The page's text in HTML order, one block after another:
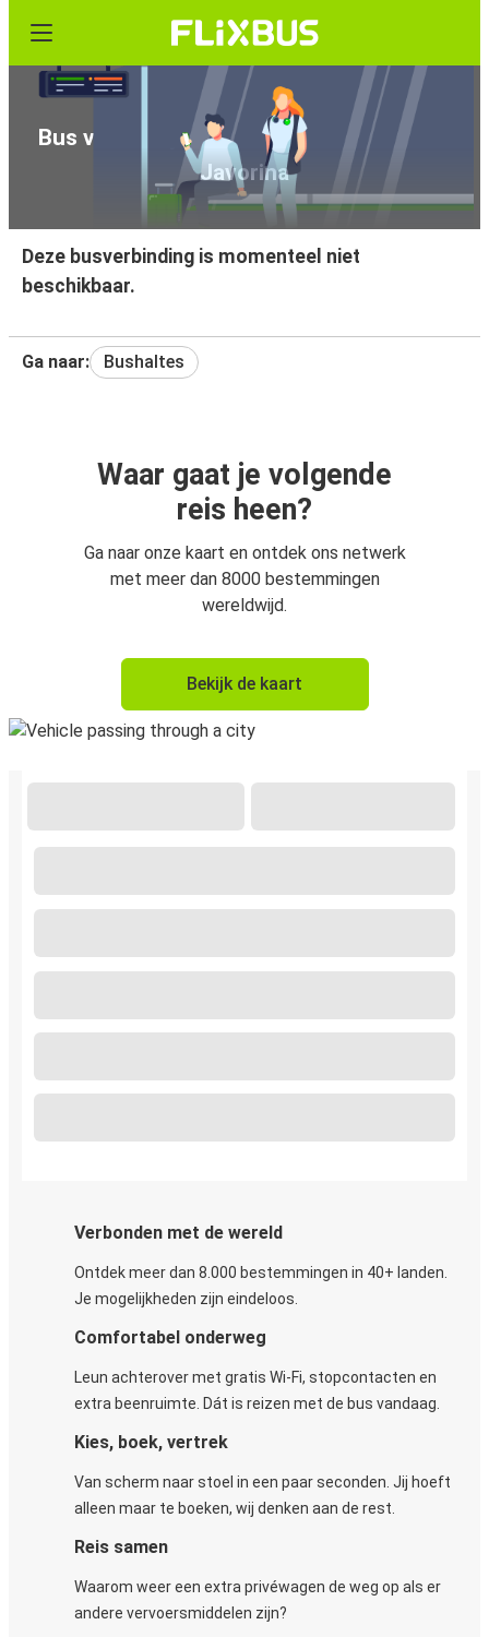
Bus van Starý Smokovec naar Tatranská
Javorina
Deze busverbinding is momenteel niet
beschikbaar.
Ga naar: Bushaltes
Waar gaat je volgende
reis heen?
Ga naar onze kaart en ontdek ons netwerk
met meer dan 8000 bestemmingen
wereldwijd.
Bekijk de kaart
Verbonden met de wereld
Ontdek meer dan 8.000 bestemmingen in 40+ landen.
Je mogelijkheden zijn eindeloos.
Comfortabel onderweg
Leun achterover met gratis Wi-Fi, stopcontacten en
extra beenruimte. Dát is reizen met de bus vandaag.
Kies, boek, vertrek
Van scherm naar stoel in een paar seconden. Jij hoeft
alleen maar te boeken, wij denken aan de rest.
Reis samen
Waarom weer een extra privéwagen de weg op als er
andere vervoersmiddelen zijn?